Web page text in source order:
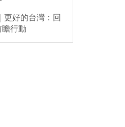
好的台灣：回
行動